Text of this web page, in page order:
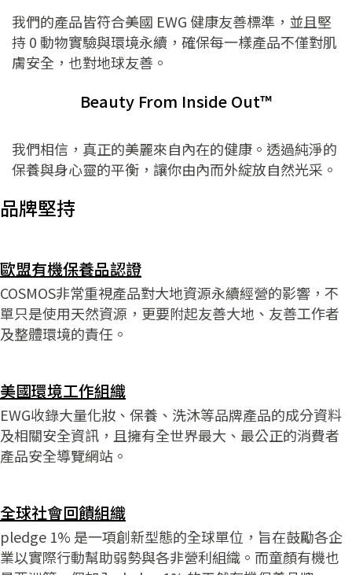
我們的產品皆符合美國 EWG 健康友善標準，並且堅
持 0 動物實驗與環境永續，確保每一樣產品不僅對肌
膚安全，也對地球友善。
Beauty From Inside Out™
我們相信，真正的美麗來自內在的健康。透過純淨的
保養與身心靈的平衡，讓你由內而外綻放自然光采。
品牌堅持
歐盟有機保養品認證
COSMOS非常重視產品對大地資源永續經營的影響，不
單只是使用天然資源，更要附起友善大地、友善工作者
及整體環境的責任。
美國環境工作組織
EWG收錄大量化妝、保養、洗沐等品牌產品的成分資料
及相關安全資訊，且擁有全世界最大、最公正的消費者
產品安全導覽網站。
全球社會回饋組織
pledge 1% 是一項創新型態的全球單位，旨在鼓勵各企
業以實際行動幫助弱勢與各非營利組織。而童顏有機也